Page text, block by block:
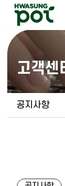
고객센
공지사항